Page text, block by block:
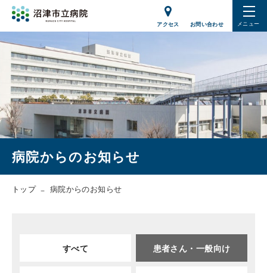
メニュー
アクセス お問い合わせ
病院からのお知らせ
トップ 病院からのお知らせ
すべて 患者さん・一般向け